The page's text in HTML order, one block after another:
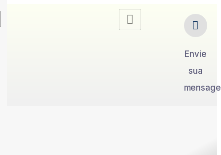
Envie
sua